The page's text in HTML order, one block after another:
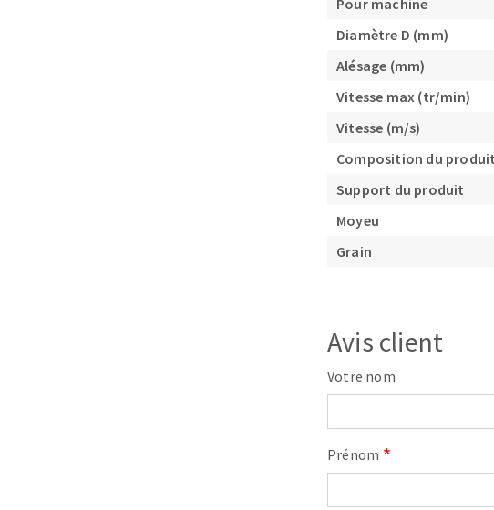
Pour machine
Diamètre D (mm)
Alésage (mm)
Vitesse max (tr/min)
Vitesse (m/s)
Composition du produit
Support du produit
Moyeu
Grain
Avis client
Votre nom
Prénom